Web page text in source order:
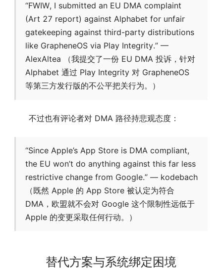
“FWIW, I submitted an EU DMA complaint
(Art 27 report) against Alphabet for unfair
gatekeeping against third-party distributions
like GrapheneOS via Play Integrity.” —
AlexAltea （我提交了一份 EU DMA 投诉，针对
Alphabet 通过 Play Integrity 对 GrapheneOS
等第三方发行版的不公平把关行为。）
不过也有评论者对 DMA 路径持悲观态度：
“Since Apple’s App Store is DMA compliant,
the EU won’t do anything against this far less
restrictive change from Google.” — kodebach
（既然 Apple 的 App Store 被认定为符合
DMA，欧盟就不会对 Google 这个限制性远低于
Apple 的变更采取任何行动。）
替代方案与系统绑定困境